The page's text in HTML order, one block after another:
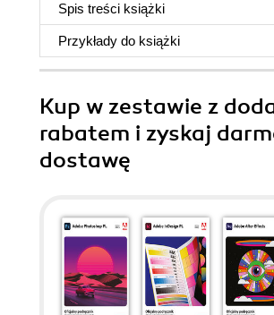
Spis treści książki
Przykłady do książki
Kup w zestawie z
rabatem i zyskaj
dostawę